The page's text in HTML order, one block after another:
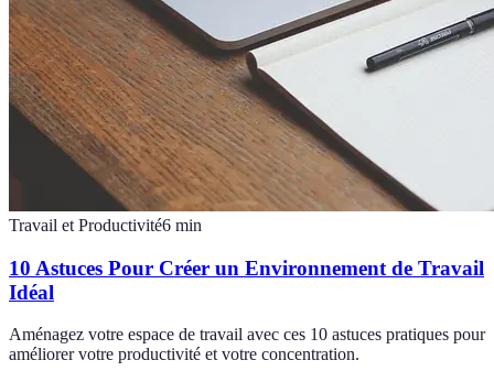
Travail et Productivité6 min
10 Astuces Pour Créer un Environnement de Travail
Idéal
Aménagez votre espace de travail avec ces 10 astuces pratiques pour
améliorer votre productivité et votre concentration.